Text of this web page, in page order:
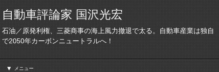
自動車評論家 国沢光宏
石油／原発利権、三菱商事の海上風力撤退で太る。自動車産業は独自
で2050年カーボンニュートラルへ！
メニュー